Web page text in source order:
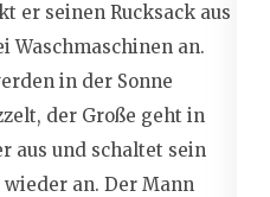
er seinen Rucksack aus
Waschmaschinen an.
in der Sonne
der Große geht in
aus und schaltet sein
an. Der Mann